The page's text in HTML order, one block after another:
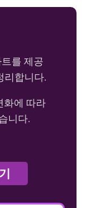
를 제공
리합니다.
화에 따라
니다.